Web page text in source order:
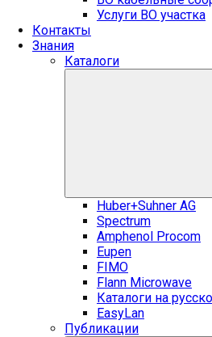
Услуги ВО участка
Контакты
Знания
Каталоги
Huber+Suhner AG
Spectrum
Amphenol Procom
Eupen
FIMO
Flann Microwave
Каталоги на
EasyLan
Публикации